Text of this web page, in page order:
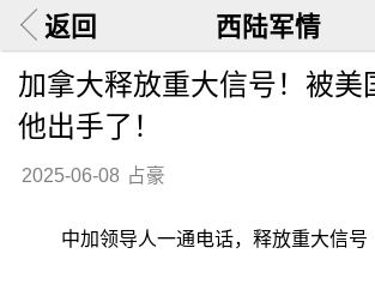
返回 西陆军情
加拿大释放重大信号！被美
他出手了！
2025-06-08 占豪
中加领导人一通电话，释放重大信号